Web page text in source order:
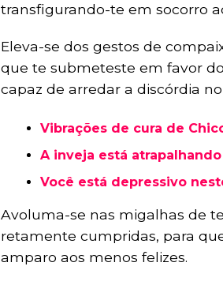
transfigurando-te em socorro
Eleva-se dos gestos de
que te submeteste em favor
capaz de arredar a discórdia
Vibrações de cura de
A inveja está
Você está depressivo
Avoluma-se nas migalhas de
retamente cumpridas, para
amparo aos menos felizes.